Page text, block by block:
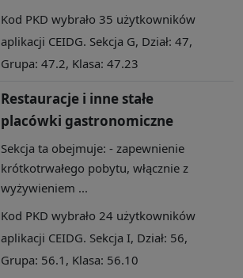
Kod PKD wybrało 35 użytkowników
aplikacji CEIDG. Sekcja G, Dział: 47,
Grupa: 47.2, Klasa: 47.23
Restauracje i inne stałe
placówki gastronomiczne
Sekcja ta obejmuje: - zapewnienie
krótkotrwałego pobytu, włącznie z
wyżywieniem ...
Kod PKD wybrało 24 użytkowników
aplikacji CEIDG. Sekcja I, Dział: 56,
Grupa: 56.1, Klasa: 56.10